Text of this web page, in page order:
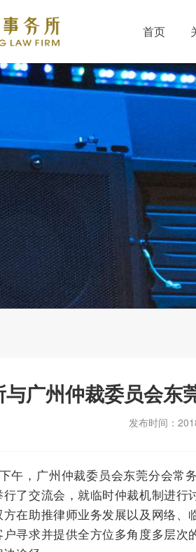
首页
与广州仲裁委员会东
发布时间：
广州仲裁委员会东莞分会常务
行了交流会，就临时仲裁机制进
在助推律师业务发展以及网络
寻求并提供全方位多角度多层